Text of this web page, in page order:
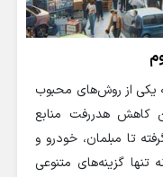
یکی از روش‌های محبوب
کاهش هدررفت منابع
تا مبلمان، خودرو و
گزینه‌های متنوعی